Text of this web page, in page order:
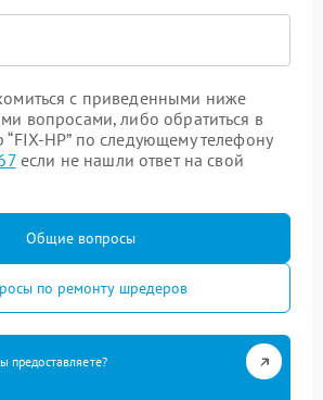
с приведенными ниже
вопросами, либо обратиться в
HP” по следующему телефону
если не нашли ответ на свой
Общие вопросы
по ремонту шредеров
предоставляете?